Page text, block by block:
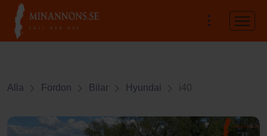
Alla Fordon Bilar Hyundai i40